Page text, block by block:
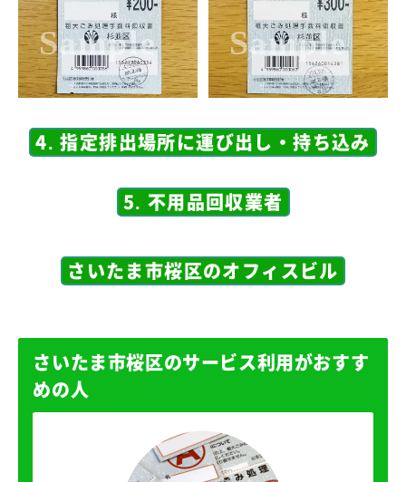
4. 指定排出場所に運び出し・持ち込み
5. 不用品回収業者
さいたま市桜区のオフィスビル
さいたま市桜区のサービス利用がおすす
めの人